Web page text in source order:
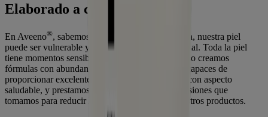
Elaborado a conciencia
En Aveeno®, sabemos que, al igual que el planeta, nuestra piel
puede ser vulnerable y requerir un cuidado especial. Toda la piel
tiene momentos sensibles, y eso es natural. Por eso creamos
fórmulas con abundantes ingredientes nutritivos capaces de
proporcionar excelentes resultados para una piel con aspecto
saludable, y prestamos mucha atención a las decisiones que
tomamos para reducir la huella ambiental de nuestros productos.